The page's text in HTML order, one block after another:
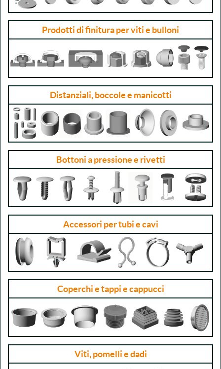
Prodotti di finitura per viti e bulloni
Distanziali, boccole e manicotti
Bottoni a pressione e rivetti
Accessori per tubi e cavi
Coperchi e tappi e cappucci
Viti, pomelli e dadi